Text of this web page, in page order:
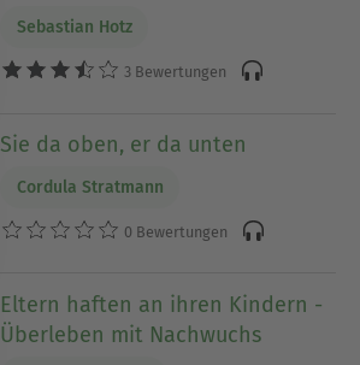
Sebastian Hotz
3 Bewertungen
Sie da oben, er da unten
Cordula Stratmann
0 Bewertungen
Eltern haften an ihren Kindern -
Überleben mit Nachwuchs